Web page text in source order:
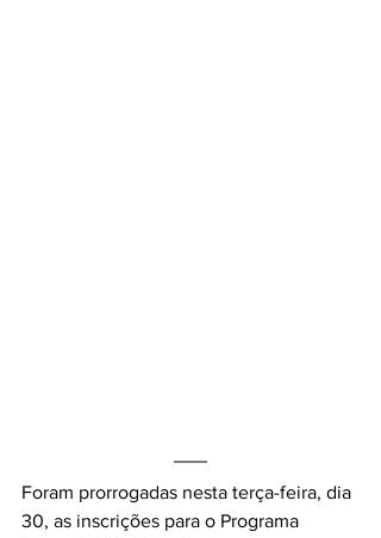
Foram prorrogadas nesta terça-feira, dia
30, as inscrições para o Programa